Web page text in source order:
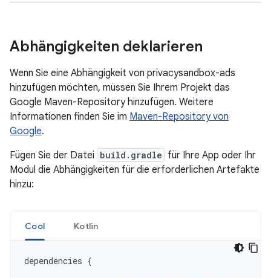
Abhängigkeiten deklarieren
Wenn Sie eine Abhängigkeit von privacysandbox-ads
hinzufügen möchten, müssen Sie Ihrem Projekt das
Google Maven-Repository hinzufügen. Weitere
Informationen finden Sie im Maven-Repository von
Google.
Fügen Sie der Datei build.gradle für Ihre App oder Ihr
Modul die Abhängigkeiten für die erforderlichen Artefakte
hinzu:
Cool Kotlin
dependencies {